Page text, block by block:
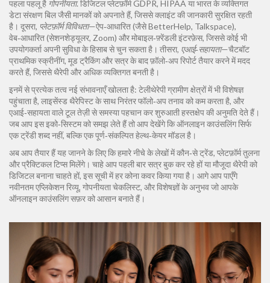
पहला पहलू है गोपनीयता. डिजिटल प्लेटफ़ॉर्म GDPR, HIPAA या भारत के व्यक्तिगत
डेटा संरक्षण बिल जैसी मानकों को अपनाते हैं, जिससे क्लाइंट की जानकारी सुरक्षित रहती
है। दूसरा, प्लेटफ़ॉर्म विविधता—ऐप‑आधारित (जैसे BetterHelp, Talkspace),
वेब‑आधारित (सेशनशेड्यूलर, Zoom) और मोबाइल‑फ़्रेंडली इंटरफ़ेस, जिससे कोई भी
उपयोगकर्ता अपनी सुविधा के हिसाब से चुन सकता है। तीसरा, एआई‑सहायता—चैटबॉट
प्राथमिक स्क्रीनींग, मूड ट्रैकिंग और सत्र के बाद फ़ॉलो‑अप रिपोर्ट तैयार करने में मदद
करते हैं, जिससे थैरेपी और अधिक व्यक्तिगत बनती है।
इनमें से प्रत्येक तत्व नई संभावनाएँ खोलता है: टेलीथेरेपी ग्रामीण क्षेत्रों में भी विशेषज्ञ
पहुंचाता है, लाइसेंस्ड थैरेपिस्ट के साथ निरंतर फॉलो‑अप तनाव को कम करता है, और
एआई‑सहायता वाले टूल तेज़ी से समस्या पहचान कर शुरुआती हस्तक्षेप की अनुमति देते हैं।
जब आप इस इको‑सिस्टम को समझ लेते हैं तो आप देखेंगे कि ऑनलाइन काउंसलिंग सिर्फ
एक ट्रेंडी शब्द नहीं, बल्कि एक पूर्ण‑संकल्पित हेल्थ‑केयर मॉडल है।
अब आप तैयार हैं यह जानने के लिए कि हमारे नीचे के लेखों में कौन‑से ट्रेंड, प्लेटफ़ॉर्म तुलना
और प्रैक्टिकल टिप्स मिलेंगे। चाहे आप पहली बार सत्र बुक कर रहे हों या मौजूदा थैरेपी को
डिजिटल बनाना चाहते हों, इस सूची में हर कोना कवर किया गया है। आगे आप पाएँगे
नवीनतम एप्लिकेशन रिव्यू, गोपनीयता चेकलिस्ट, और विशेषज्ञों के अनुभव जो आपके
ऑनलाइन काउंसलिंग सफ़र को आसान बनाते हैं।